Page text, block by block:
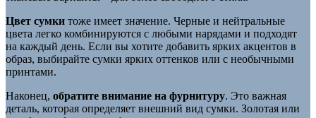
Цвет сумки тоже имеет значение. Черные и нейтральные
цвета легко комбинируются с любыми нарядами и подходят
на каждый день. Если вы хотите добавить ярких акцентов в
образ, выбирайте сумки ярких оттенков или с необычными
принтами.
Наконец, обратите внимание на фурнитуру. Это важная
деталь, которая определяет внешний вид сумки. Золотая или